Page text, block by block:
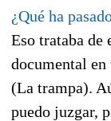
¿Qué ha
Eso trataba de
documental
(La trampa).
puedo juzgar,